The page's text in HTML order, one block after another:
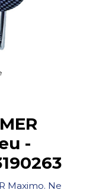
-
Maximo. Ne